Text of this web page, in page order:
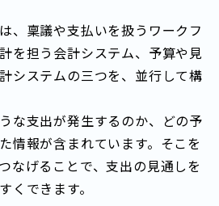
、稟議や支払いを扱うワークフ
を担う会計システム、予算や見
システムの三つを、並行して構
な支出が発生するのか、どの予
情報が含まれています。そこを
なげることで、支出の見通しを
くできます。